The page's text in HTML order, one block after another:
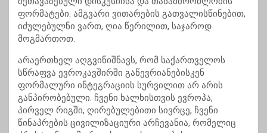
ფორმატები. ამგვარი ვითარების გათვალისწინებით,
იძულებულნი ვართ, ღია წერილით, საჯაროდ
მოგმართოთ.
არაერთხელ აღგვინიშნავს, რომ საქართველოს
სწრაფვა ევროკავშირში გაწევრიანებისკენ
ფორმალური ინტეგრაციის სურვილით არ არის
განპირობებული. ჩვენი ხალხისთვის ევროპა,
პირველ რიგში, ღირებულებითი სივრცე, ჩვენი
წინაპრების ცივილიზაციური არჩევანია, რომელიც